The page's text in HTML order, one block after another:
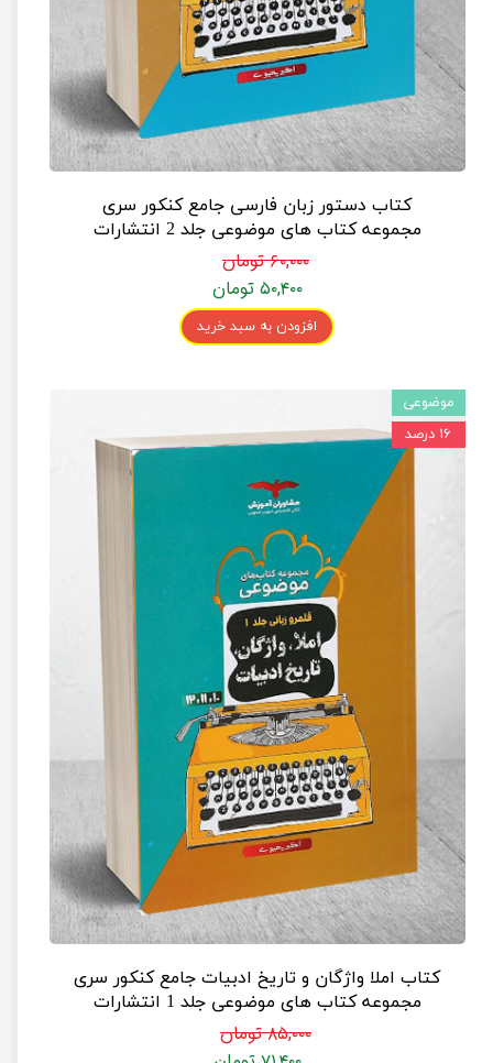
کتاب دستور زبان فارسی جامع کنکور سری
مجموعه کتاب های موضوعی جلد 2 انتشارات
مشاوران آموزش
۶۰,۰۰۰ تومان
۵۰,۴۰۰ تومان
افزودن به سبد خرید
کتاب املا واژگان و تاریخ ادبیات جامع کنکور سری
مجموعه کتاب های موضوعی جلد 1 انتشارات
مشاوران آموزش (جلد قلمرو زبانی)
۸۵,۰۰۰ تومان
موضوعی
۱۶ درصد